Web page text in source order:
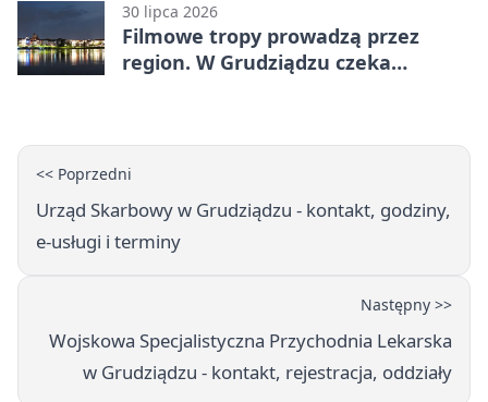
30 lipca 2026
Filmowe tropy prowadzą przez
region. W Grudziądzu czeka
<< Poprzedni
Urząd Skarbowy w Grudziądzu - kontakt, godziny,
e-usługi i terminy
Następny >>
Wojskowa Specjalistyczna Przychodnia Lekarska
w Grudziądzu - kontakt, rejestracja, oddziały